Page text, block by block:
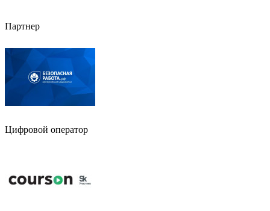
Партнер
Цифровой оператор